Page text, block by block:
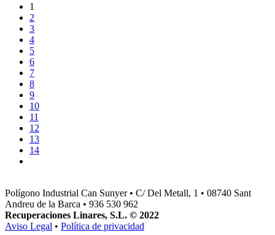
1
2
3
4
5
6
7
8
9
10
11
12
13
14
Polígono Industrial Can Sunyer • C/ Del Metall, 1 • 08740 Sant
Andreu de la Barca • 936 530 962
Recuperaciones Linares, S.L. © 2022
Aviso Legal • Política de privacidad